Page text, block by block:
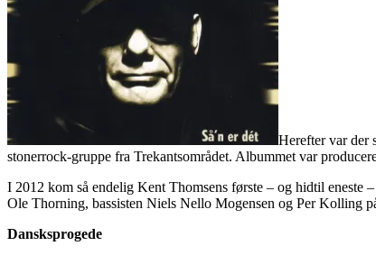
Herefter var der
stonerrock-gruppe fra Trekantsområdet. Albummet var
I 2012 kom så endelig Kent Thomsens første – og hidtil eneste
Ole Thorning, bassisten Niels Nello Mogensen og Per Kolling
Dansksprogede